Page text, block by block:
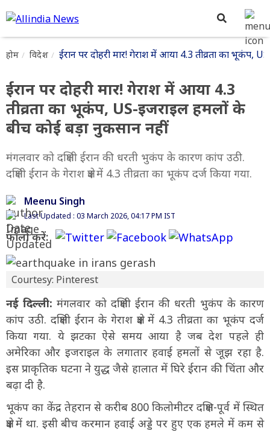
होम विदेश ईरान पर दोहरी मार! गेराश में आया 4.3 तीव्रता का भूकंप,
ईरान पर दोहरी मार! गेराश में आया 4.3
तीव्रता का भूकंप, US-इजराइल हमलों के
बीच कोई बड़ा नुकसान नहीं
मंगलवार को दक्षिणी ईरान की धरती भुकंप के कारण कांप उठी.
दक्षिणी ईरान के गेराश क्षेत्र में 4.3 तीव्रता का भूकंप दर्ज किया गया.
Meenu Singh
Last Updated : 03 March 2026, 04:17 PM IST
फॉलो करें:
Courtesy: Pinterest
नई दिल्ली: मंगलवार को दक्षिणी ईरान की धरती भुकंप के कारण
कांप उठी. दक्षिणी ईरान के गेराश क्षेत्र में 4.3 तीव्रता का भूकंप दर्ज
किया गया. ये झटका ऐसे समय आया है जब देश पहले ही
अमेरिका और इजराइल के लगातार हवाई हमलों से जूझ रहा है.
इस प्राकृतिक घटना ने युद्ध जैसे हालात में घिरे ईरान की चिंता और
बढ़ा दी है.
भूकंप का केंद्र तेहरान से करीब 800 किलोमीटर दक्षिण-पूर्व में स्थित
क्षेत्र में था. इसी बीच करमान हवाई अड्डे पर हुए एक हमले में कम से